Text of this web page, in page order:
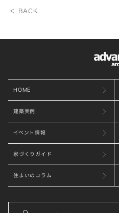
＜ BACK
HOME
建築実例
イベント情報
家づくりガイド
住まいのコラム